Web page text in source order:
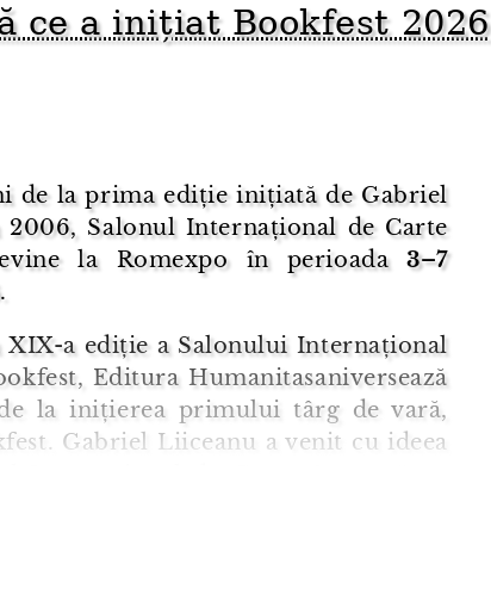
ce a inițiat Bookfest 2026
de la prima ediție inițiată de Gabriel
Salonul Internațional de Carte
la Romexpo în perioada3–7
.
XIX-a ediție a Salonului Internațional
Editura Humanitasaniversează
la inițierea primului târg de vară,
Gabriel Liiceanu a venit cu ideea